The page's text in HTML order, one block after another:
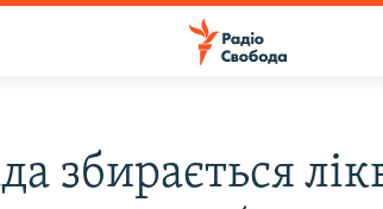
збирається